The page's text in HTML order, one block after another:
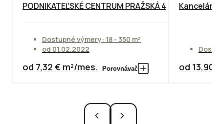
PODNIKATEĽSKÉ CENTRUM PRAŽSKÁ 4
Dostupné výmery: 18 - 350 m²
od 01.02.2022
od 7,32 € m²/mes. Porovnávač od 13,90